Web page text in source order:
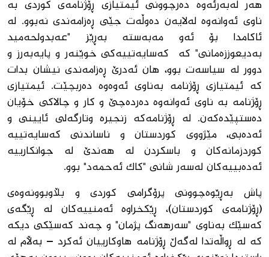
هەر لەبەرئەوە دەرچوونی ئیمتیازی ڕۆژنامەی کوردی بە
ناوی ئەوانەوە لەلایەن دەوڵەت جێی ڕەزامەندی نەبوو. لە
ئاکامدا بۆ ئەو مەبەستە بەڕێز "عەبدولحەمید
بەدیعوززەمانی" کە کەسایەتییەکی خوێنەر و پایەبەرز و
دوور لە سیاسەت بوو، هان ئەدرێ ڕەزامەندی نیشان بدات
کە ئیمتیازی ڕۆژنامە بەناوی ئەوەوە دەربچێت. ئیمتیازی
ڕۆژنامە بە ناوی ئەوانەوە دەردەچێ و کار و چالاکی خۆیان
دەستپێدەکەن. لە ڕۆژنامەکە زنجیرە وتارگەلی ئایینی و
ئەدەبی، مێژووی کوردستان و ناساندنی کەسایەتییە
کوردزمانەکان و باسکردن لە هەندێ لە جوانکارییە
ئەدەبییەکان لەسەر شانی "کاک ئەحمەد" بوو.
پاش بەڕێوەچوونی پرۆگرامی کوردی و بڵاوبوونەوەی
(ڕۆژنامەی کوردستان)، ڕێکخراوە ئەمنییەکان لە ڕێگەی
کەسێک بەناوی "سەرهەنگ پژمان" و چەند کەسێکی دیکە
کە لە ڕواڵەتدا لەگەڵ ڕۆژنامە هاوکارییان ئەکرد – بەڵام لە